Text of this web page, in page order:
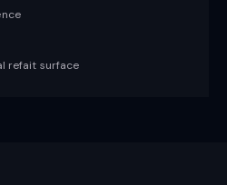
refait surface